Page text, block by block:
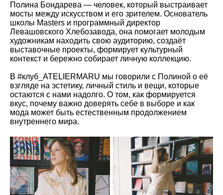
Полина Бондарева — человек, который выстраивает
мосты между искусством и его зрителем. Основатель
школы Masters и программный директор
Левашовского Хлебозавода, она помогает молодым
художникам находить свою аудиторию, создаёт
выставочные проекты, формирует культурный
контекст и бережно собирает личную коллекцию.
В #клуб_ATELIERMARU мы говорили с Полиной о её
взгляде на эстетику, личный стиль и вещи, которые
остаются с нами надолго. О том, как формируется
вкус, почему важно доверять себе в выборе и как
мода может быть естественным продолжением
внутреннего мира.